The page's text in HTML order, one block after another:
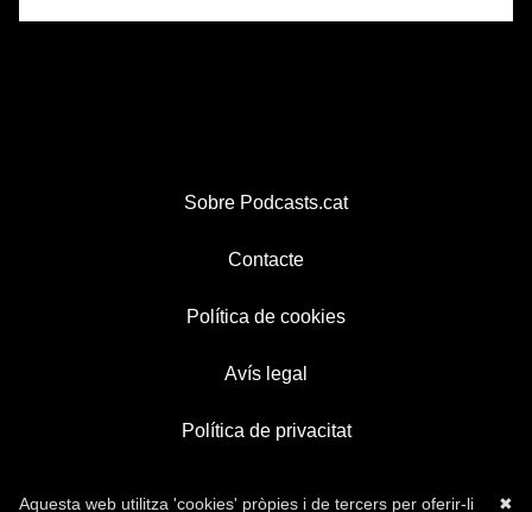
Sobre Podcasts.cat
Contacte
Política de cookies
Avís legal
Política de privacitat
✖
Aquesta web utilitza 'cookies' pròpies i de tercers per oferir-li